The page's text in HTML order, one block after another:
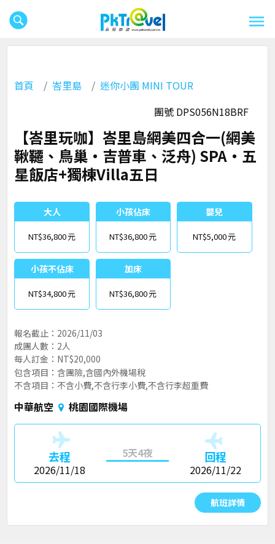
首頁 峇里島
迷你小團 MINI TOUR
團號 DPS056N18BRF
【峇里玩咖】峇里島網美四合一(網美
鞦韆、鳥巢‧吉普車、泛舟) SPA‧五
星飯店+獨棟Villa五日
大人
NT$36,800
小孩佔床
NT$36,800
嬰兒
NT$5,000
小孩不佔床
NT$34,800
加床
NT$36,800
報名截止：2026/11/03
成團人數：2人
每人訂金：NT$20,000
包含項目：含團險,含國內外機場稅
不含項目：不含小費,不含行李小費,不含行李超重費
中華航空 桃園國際機場
去程
2026/11/18
5天4夜 回程
2026/11/22
航班詳情